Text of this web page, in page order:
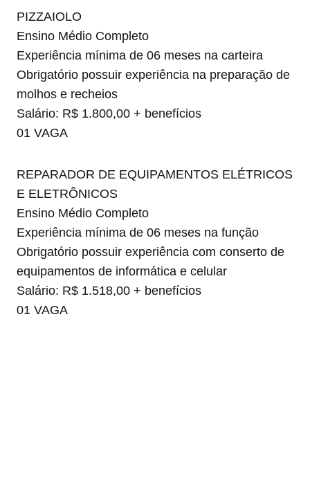
PIZZAIOLO
Ensino Médio Completo
Experiência mínima de 06 meses na carteira
Obrigatório possuir experiência na preparação de
molhos e recheios
Salário: R$ 1.800,00 + benefícios
01 VAGA
REPARADOR DE EQUIPAMENTOS ELÉTRICOS
E ELETRÔNICOS
Ensino Médio Completo
Experiência mínima de 06 meses na função
Obrigatório possuir experiência com conserto de
equipamentos de informática e celular
Salário: R$ 1.518,00 + benefícios
01 VAGA